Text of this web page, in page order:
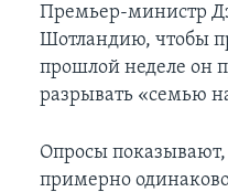
Премьер-министр
Шотландию, чтобы
прошлой неделе он
разрывать «семью
Опросы показывают,
примерно